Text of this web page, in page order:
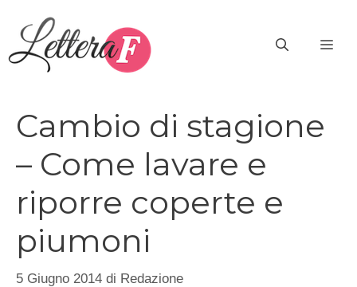
contenuto
Cambio di stagione
– Come lavare e
riporre coperte e
piumoni
5 Giugno 2014 di Redazione